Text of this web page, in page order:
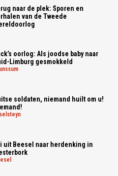
naar de plek: Sporen en
van de Tweede
oorlog: Als joodse baby naar
Limburg gesmokkeld
soldaten, niemand huilt om u!
uit Beesel naar herdenking in